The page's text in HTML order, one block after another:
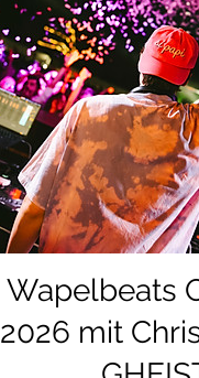
Wapelbeats
2026 mit